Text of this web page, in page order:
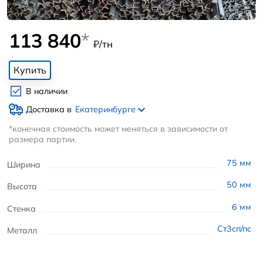
Ширина 75 мм
Высота 50 мм
Стенка 6 мм
Металл Ст3сп/пс
113 840* ₽/тн
Купить
В наличии
Доставка в Екатеринбурге
*конечная стоимость может меняться в зависимости от
размера партии.